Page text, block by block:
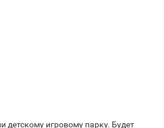
детскому игровому парку. Будет